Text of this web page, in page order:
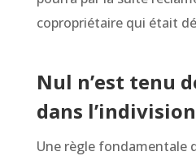
copropriétaire qui était
Nul n’est tenu
dans l’indivision
Une règle fondamentale